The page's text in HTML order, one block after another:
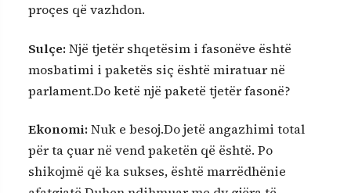
proçes që vazhdon.
Sulçe: Një tjetër shqetësim i fasonëve është
mosbatimi i paketës siç është miratuar në
parlament.Do ketë një paketë tjetër fasonë?
Ekonomi: Nuk e besoj.Do jetë angazhimi total
për ta çuar në vend paketën që është. Po
shikojmë që ka sukses, është marrëdhënie